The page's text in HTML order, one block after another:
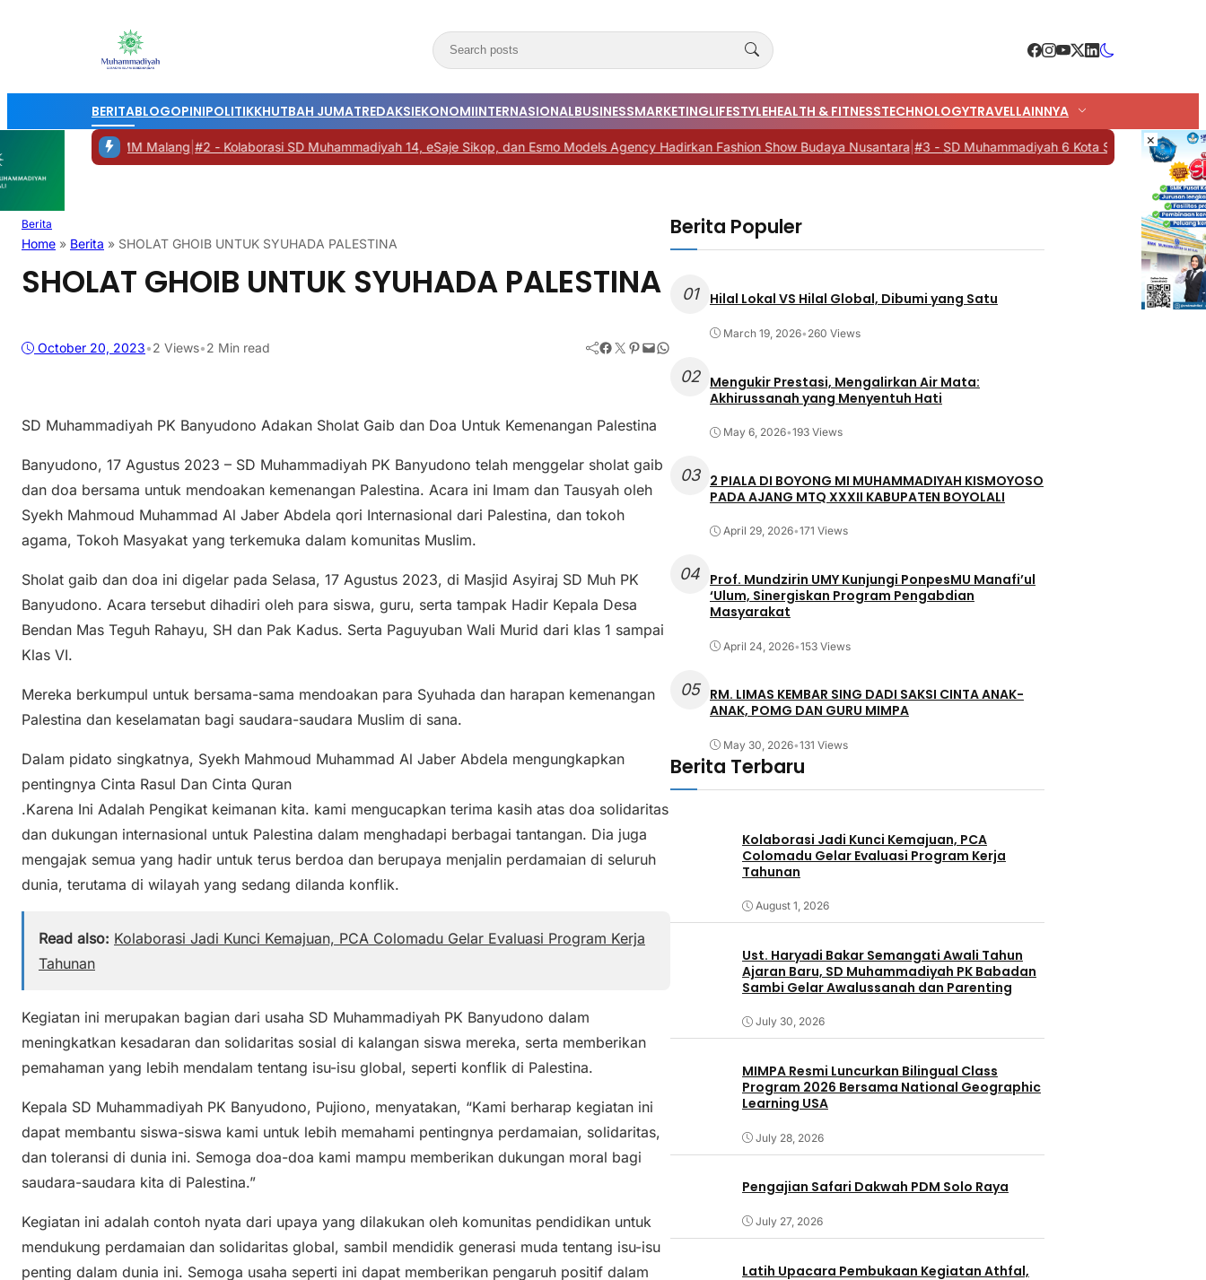
BERITABLOGOPINIPOLITIKKHUTBAH JUMATREDAKSIEKONOMIINTERNASIONALBUSINESSMARKETINGLIFESTYLEHEALTH & FITNESSTECHNOLOGYTRAVELLAINNYA
ke UMM Malang |#2 -Kolaborasi SD Muhammadiyah 14, eSaje Sikop, dan Esmo Models Agency Hadirkan Fashion Show Budaya Nusantara| #3 -SD Muhammadiyah 6 Kota Semarang, Syawalan
Berita
Home » Berita » SHOLAT GHOIB UNTUK SYUHADA PALESTINA
SHOLAT GHOIB UNTUK SYUHADA PALESTINA
October 20, 2023•2 Views•2 Min read Facebook Twitter Pinterest Mail WhatsApp
SD Muhammadiyah PK Banyudono Adakan Sholat Gaib dan Doa Untuk Kemenangan Palestina
Banyudono, 17 Agustus 2023 – SD Muhammadiyah PK Banyudono telah menggelar sholat gaib
dan doa bersama untuk mendoakan kemenangan Palestina. Acara ini Imam dan Tausyah oleh
Syekh Mahmoud Muhammad Al Jaber Abdela qori Internasional dari Palestina, dan tokoh
agama, Tokoh Masyakat yang terkemuka dalam komunitas Muslim.
Sholat gaib dan doa ini digelar pada Selasa, 17 Agustus 2023, di Masjid Asyiraj SD Muh PK
Banyudono. Acara tersebut dihadiri oleh para siswa, guru, serta tampak Hadir Kepala Desa
Bendan Mas Teguh Rahayu, SH dan Pak Kadus. Serta Paguyuban Wali Murid dari klas 1 sampai
Klas VI.
Mereka berkumpul untuk bersama-sama mendoakan para Syuhada dan harapan kemenangan
Palestina dan keselamatan bagi saudara-saudara Muslim di sana.
Dalam pidato singkatnya, Syekh Mahmoud Muhammad Al Jaber Abdela mengungkapkan
pentingnya Cinta Rasul Dan Cinta Quran
.Karena Ini Adalah Pengikat keimanan kita. kami mengucapkan terima kasih atas doa solidaritas
dan dukungan internasional untuk Palestina dalam menghadapi berbagai tantangan. Dia juga
mengajak semua yang hadir untuk terus berdoa dan berupaya menjalin perdamaian di seluruh
dunia, terutama di wilayah yang sedang dilanda konflik.
Read also: Kolaborasi Jadi Kunci Kemajuan, PCA Colomadu Gelar Evaluasi Program Kerja
Tahunan
Kegiatan ini merupakan bagian dari usaha SD Muhammadiyah PK Banyudono dalam
meningkatkan kesadaran dan solidaritas sosial di kalangan siswa mereka, serta memberikan
pemahaman yang lebih mendalam tentang isu-isu global, seperti konflik di Palestina.
Kepala SD Muhammadiyah PK Banyudono, Pujiono, menyatakan, “Kami berharap kegiatan ini
dapat membantu siswa-siswa kami untuk lebih memahami pentingnya perdamaian, solidaritas,
dan toleransi di dunia ini. Semoga doa-doa kami mampu memberikan dukungan moral bagi
saudara-saudara kita di Palestina.”
Kegiatan ini adalah contoh nyata dari upaya yang dilakukan oleh komunitas pendidikan untuk
mendukung perdamaian dan solidaritas global, sambil mendidik generasi muda tentang isu-isu
penting dalam dunia ini. Semoga usaha seperti ini dapat memberikan pengaruh positif dalam
Berita Populer
01 Hilal Lokal VS Hilal Global, Dibumi yang Satu
March 19, 2026• 260 Views
02
Mengukir Prestasi, Mengalirkan Air Mata:
Akhirussanah yang Menyentuh Hati
May 6, 2026•193 Views
03
2 PIALA DI BOYONG MI MUHAMMADIYAH KISMOYOSO
PADA AJANG MTQ XXXII KABUPATEN BOYOLALI
April 29, 2026•171 Views
04 Prof. Mundzirin UMY Kunjungi PonpesMU Manafi’ul
‘Ulum, Sinergiskan Program Pengabdian
Masyarakat
April 24, 2026•153 Views
05
RM. LIMAS KEMBAR SING DADI SAKSI CINTA ANAK-
ANAK, POMG DAN GURU MIMPA
May 30, 2026•131 Views
Berita Terbaru
Kolaborasi Jadi Kunci Kemajuan, PCA
Colomadu Gelar Evaluasi Program Kerja
Tahunan
August 1, 2026
Ust. Haryadi Bakar Semangati Awali Tahun
Ajaran Baru, SD Muhammadiyah PK Babadan
Sambi Gelar Awalussanah dan Parenting
July 30, 2026
MIMPA Resmi Luncurkan Bilingual Class
Program 2026 Bersama National Geographic
Learning USA
July 28, 2026
Pengajian Safari Dakwah PDM Solo Raya
July 27, 2026
Latih Upacara Pembukaan Kegiatan Athfal,
×